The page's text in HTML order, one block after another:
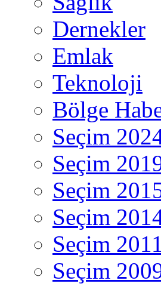
Dernekler
Emlak
Teknoloji
Bölge
Seçim
Seçim
Seçim
Seçim
Seçim 2011
Seçim